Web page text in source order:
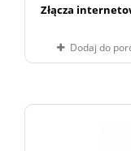
Złącza
Dodaj do